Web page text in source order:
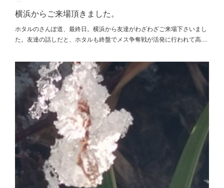
横浜からご来場頂きました。
ホタルのさんぽ道、最終日。横浜から友達がわざわざご来場下さいまし
た。友達の話しだと、ホタルも終盤でメス争奪戦が活発に行われて高…